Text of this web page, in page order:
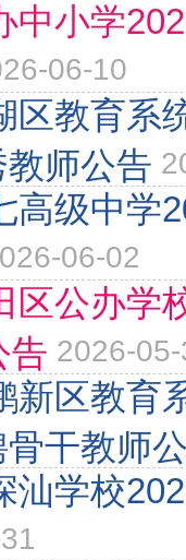
中小学
06-10
区教育系
师公告
高级中学
06-02
区公办学
告 2026-
新区教育
干教师
汕学校